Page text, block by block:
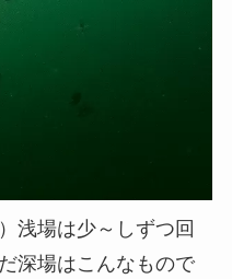
浅場は少～しずつ回
深場はこんなもので